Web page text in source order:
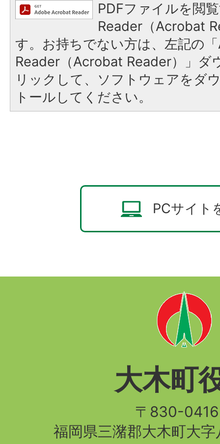
PDFファイルを閲
Reader（Acrobat
す。お持ちでない方は、左記の
Reader（Acrobat Reader）」ダ
リックして、ソフトウェアをダ
トールしてください。
PCサイト
大木町
〒830-
福岡県三潴郡大木町大